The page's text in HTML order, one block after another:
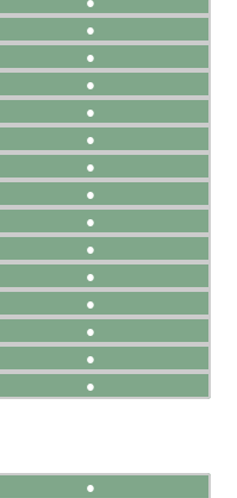
●
●
●
●
●
●
●
●
●
●
●
●
●
●
●